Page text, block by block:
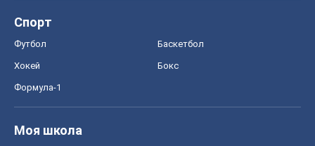
Спорт
Футбол Баскетбол
Хокей Бокс
Формула-1
Моя школа